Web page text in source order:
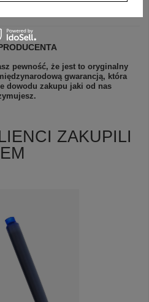
pewność, że jest to oryginalny
gwarancją, która
dowodu zakupu jaki od nas
ZAKUPILI